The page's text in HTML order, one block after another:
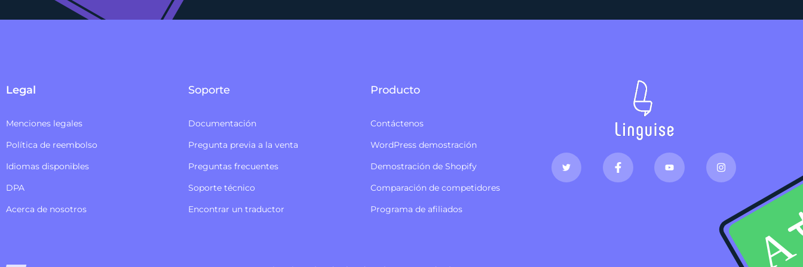
Legal
Menciones legales
Política de reembolso
Idiomas disponibles
DPA
Acerca de nosotros
Soporte
Documentación
Pregunta previa a la venta
Preguntas frecuentes
Soporte técnico
Encontrar un traductor
Producto
Contáctenos
WordPress demostración
Demostración de Shopify
Comparación de competidores
Programa de afiliados